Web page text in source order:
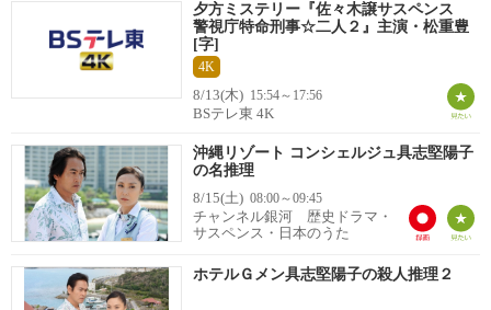
夕方ミステリー『佐々木譲サスペンス
警視庁特命刑事☆二人２』主演・松重豊
[字]
4K
8/13(木) 15:54～17:56
BSテレ東 4K
沖縄リゾート コンシェルジュ具志堅陽子
の名推理
8/15(土) 08:00～09:45
チャンネル銀河 歴史ドラマ・
サスペンス・日本のうた
ホテルＧメン具志堅陽子の殺人推理２